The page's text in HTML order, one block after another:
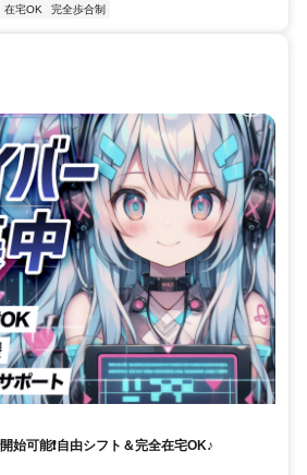
在宅OK 完全歩合制
始可能❗自由シフト＆完全在宅OK♪